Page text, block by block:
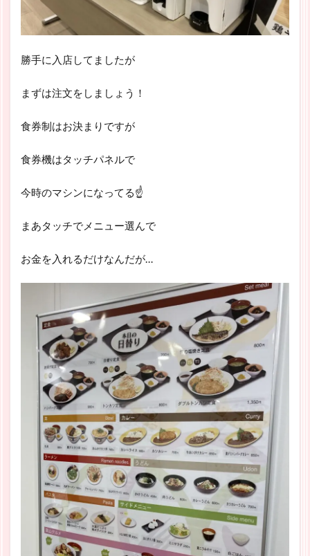
勝手に入店してましたが
まずは注文をしましょう！
食券制はお決まりですが
食券機はタッチパネルで
今時のマシンになってる☝
まあタッチでメニュー選んで
お金を入れるだけなんだが…